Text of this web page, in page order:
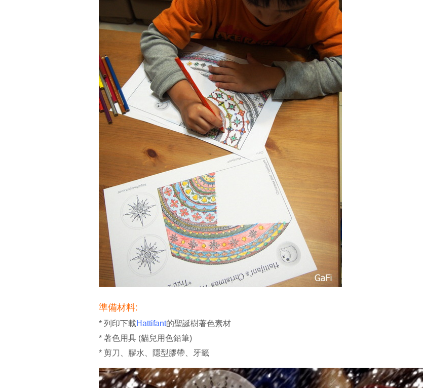
準備材料:
* 列印下載Hattifant的聖誕樹著色素材
* 著色用具 (貓兒用色鉛筆)
* 剪刀、膠水、隱型膠帶、牙籤